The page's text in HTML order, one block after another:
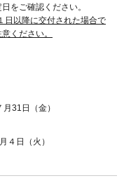
をご確認ください。
以降に交付された場合で
ください。
31日（金）
日（火）